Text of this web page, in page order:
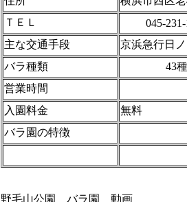
ＴＥＬ
045-
主な交通手段
京浜急行日
バラ種類
43種
営業時間
入園料金
無料
バラ園の特徴
野毛山公園 バラ園 動画